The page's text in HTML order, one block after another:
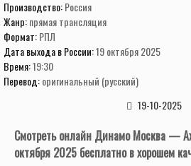
Производство:Россия
Жанр:прямая трансляция
Формат:РПЛ
Дата выхода в России:19 октября 2025
Время:19:30
Перевод:оригинальный (русский)
19-10-2025
Смотреть онлайн Динамо Москва —
октября 2025 бесплатно в хорошем